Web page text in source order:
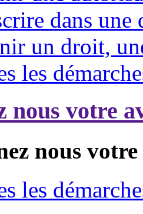
dans une
un droit,
les
nous votre
nous
les